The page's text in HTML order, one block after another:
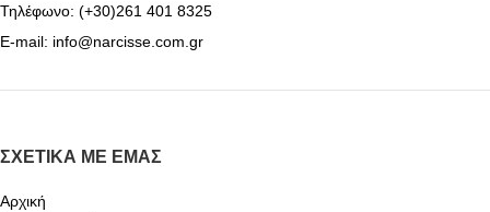
Τηλέφωνο: (+30)261 401 8325
E-mail: info@narcisse.com.gr
ΣΧΕΤΙΚΆ ΜΕ ΕΜΆΣ
Αρχική